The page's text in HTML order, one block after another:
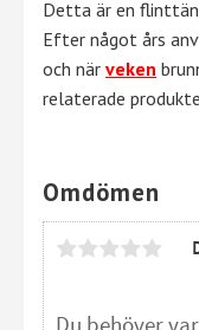
Detta är en
Efter något års
och när veken
relaterade
Omdömen